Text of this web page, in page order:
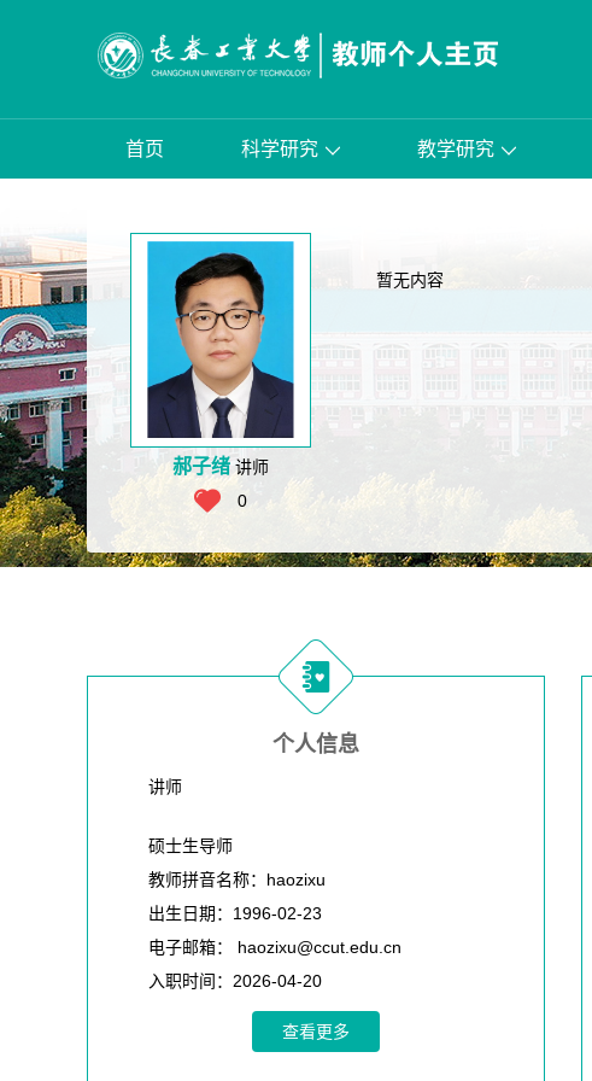
首页 科学研究 教学研究
郝子绪 讲师
0
暂无内容
个人信息
讲师
硕士生导师
教师拼音名称：haozixu
出生日期：1996-02-23
电子邮箱：
haozixu@ccut.edu.cn
入职时间：2026-04-20
所在单位：车辆与交通学院
查看更多